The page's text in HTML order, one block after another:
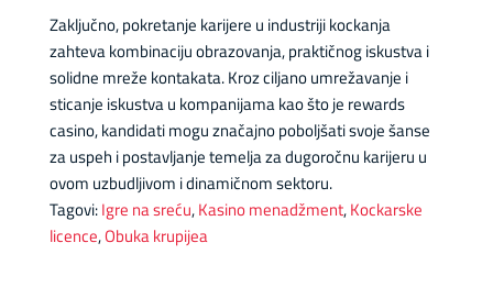
Zaključno, pokretanje karijere u industriji kockanja
zahteva kombinaciju obrazovanja, praktičnog iskustva i
solidne mreže kontakata. Kroz ciljano umrežavanje i
sticanje iskustva u kompanijama kao što je rewards
casino, kandidati mogu značajno poboljšati svoje šanse
za uspeh i postavljanje temelja za dugoročnu karijeru u
ovom uzbudljivom i dinamičnom sektoru.
Tagovi:Igre na sreću,Kasino menadžment,Kockarske
licence,Obuka krupijea